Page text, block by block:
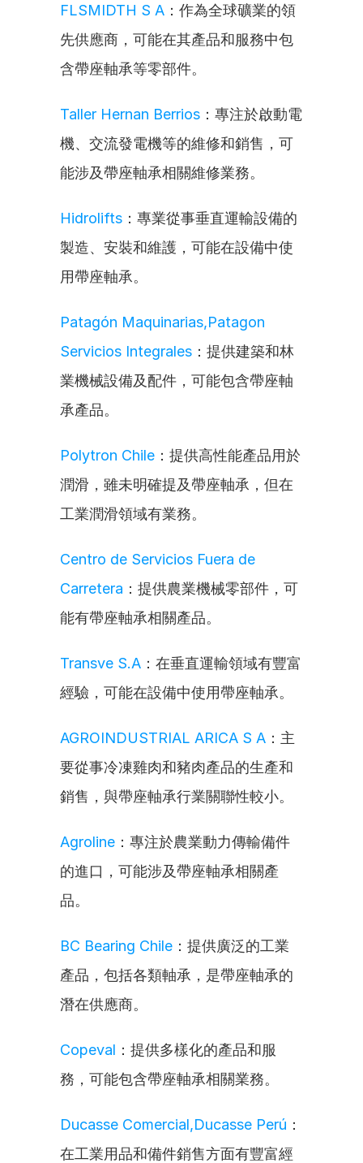
FLSMIDTH S A ：作為全球礦業的領
先供應商，可能在其產品和服務中包
含帶座軸承等零部件。
Taller Hernan Berrios ：專注於啟動電
機、交流發電機等的維修和銷售，可
能涉及帶座軸承相關維修業務。
Hidrolifts ：專業從事垂直運輸設備的
製造、安裝和維護，可能在設備中使
用帶座軸承。
Patagón Maquinarias,Patagon
Servicios Integrales ：提供建築和林
業機械設備及配件，可能包含帶座軸
承產品。
Polytron Chile ：提供高性能產品用於
潤滑，雖未明確提及帶座軸承，但在
工業潤滑領域有業務。
Centro de Servicios Fuera de
Carretera ：提供農業機械零部件，可
能有帶座軸承相關產品。
Transve S.A ：在垂直運輸領域有豐富
經驗，可能在設備中使用帶座軸承。
AGROINDUSTRIAL ARICA S A ：主
要從事冷凍雞肉和豬肉產品的生產和
銷售，與帶座軸承行業關聯性較小。
Agroline ：專注於農業動力傳輸備件
的進口，可能涉及帶座軸承相關產
品。
BC Bearing Chile ：提供廣泛的工業
產品，包括各類軸承，是帶座軸承的
潛在供應商。
Copeval ：提供多樣化的產品和服
務，可能包含帶座軸承相關業務。
Ducasse Comercial,Ducasse Perú ：
在工業用品和備件銷售方面有豐富經